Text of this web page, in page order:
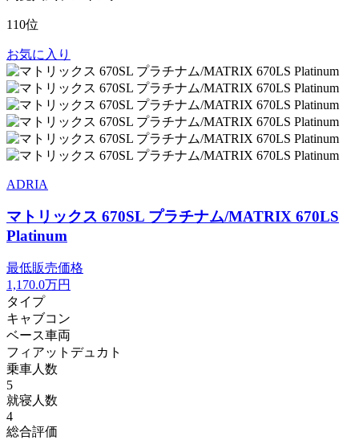
110位
お気に入り
ADRIA
マトリックス 670SL プラチナム/MATRIX 670LS
Platinum
最低販売価格
1,170.0万円
タイプ
キャブコン
ベース車両
フィアットデュカト
乗車人数
5
就寝人数
4
総合評価